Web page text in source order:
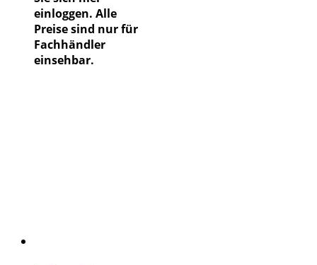
einloggen. Alle
Preise sind nur für
Fachhändler
einsehbar.